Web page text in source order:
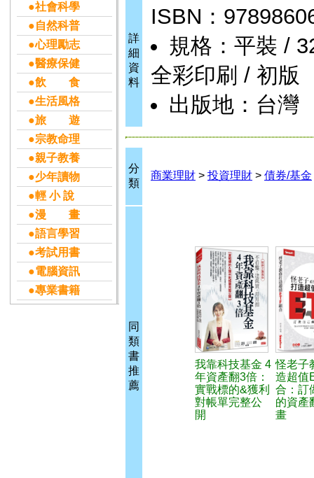
●社會科學
●自然科普
●心理勵志
●醫療保健
●飲 食
●生活風格
●旅 遊
●宗教命理
●親子教養
●少年讀物
●輕 小 說
●漫 畫
●語言學習
●考試用書
●電腦資訊
●專業書籍
詳
細
資
料
ISBN：
規格：平裝 /
全彩印刷 / 初版
出版地：台灣
分
類
商業理財 > 投資理財 > 債券/基金
同
類
書
推
薦
我靠科技基金 4
年資產翻3倍：
實戰標的&獲利
對帳單完整公
開
怪老子
造超值
合：訂
的資產
畫